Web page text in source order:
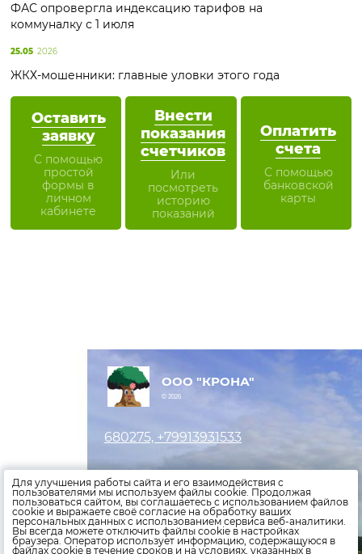
Оставить
заявку
С помощью
простой
формы в
личном
кабинете
Внести
показания
счетчиков
Или
посмотреть
историю
показаний
Оплатить
счета
С помощью
банковской
карты
ФАС опровергла индексацию тарифов на
коммуналку с 1 июля
25.05 2026
ЖКХ-мошенники: главные уловки этого года
ООО "КРОНА"
© 2026
680275, +79913931533
Оставить заявку
Внести показания счетчиков
Оплатить счета
Политика конфиденциальности
Для улучшения работы сайта и его взаимодействия с
пользователями мы используем файлы cookie. Продолжая
пользоваться сайтом, вы соглашаетесь с использованием файлов
cookie и выражаете своё согласие на обработку ваших
персональных данных с использованием сервиса веб-аналитики.
Вы всегда можете отключить файлы cookie в настройках
браузера. Оператор использует информацию, содержащуюся в
файлах cookie в течение сроков и на условиях, указанных в